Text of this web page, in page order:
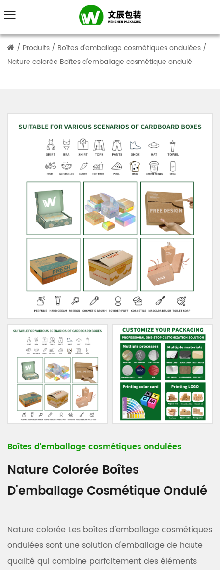
/ Produits / Boîtes d'emballage cosmétiques ondulées /
Nature colorée Boîtes d'emballage cosmétique ondulé
Boîtes d'emballage cosmétiques ondulées
Nature Colorée Boîtes
D'emballage Cosmétique Ondulé
Nature colorée Les boîtes d'emballage cosmétiques
ondulées sont une solution d'emballage de haute
qualité qui combine parfaitement des éléments